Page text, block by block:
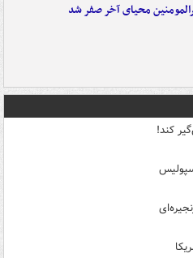
محیای آخر صفر شد
کند!